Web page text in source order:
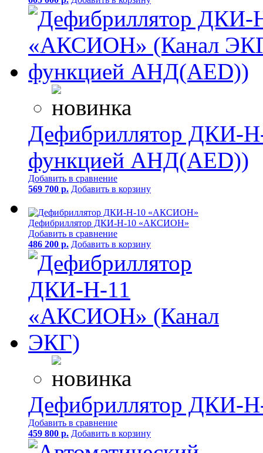
Дефибриллятор ДКИ-
функцией АНД(AED))
Добавить в сравнение
569 700 р. Добавить в корзину
Дефибриллятор ДКИ-Н-10 «АКСИОН»
Добавить в сравнение
486 200 р. Добавить в корзину
Дефибриллятор
Добавить в сравнение
459 800 р. Добавить в корзину